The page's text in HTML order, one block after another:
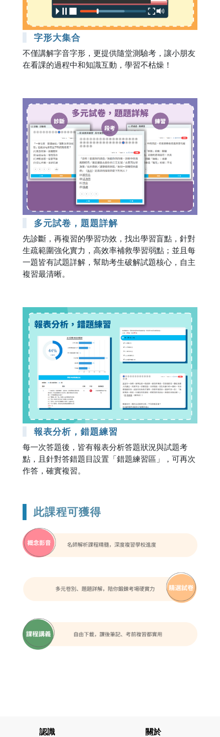
字形大集合
不僅講解字音字形，更提供隨堂測驗考，讓小朋友
在看課的過程中和知識互動，學習不枯燥！
多元試卷，題題詳解
先診斷，再複習的學習功效，找出學習盲點，針對
生疏範圍強化實力，高效率補救學習弱點；並且每
一題皆有試題詳解，幫助考生破解試題核心，自主
複習最清晰。
報表分析，錯題練習
每一次答題後，皆有報表分析答題狀況與試題考
點，且針對答錯題目設置「錯題練習區」，可再次
作答，確實複習。
此課程可獲得
認識 關於